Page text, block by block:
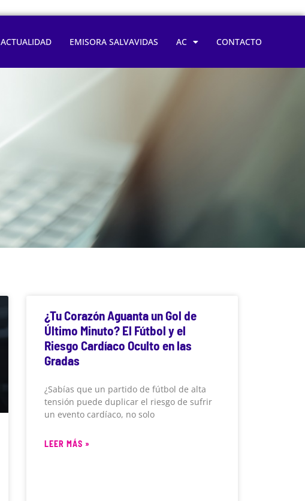
ACTUALIDAD EMISORA SALVAVIDAS AC CONTACTO
¿Tu Corazón Aguanta un Gol de
Último Minuto? El Fútbol y el
Riesgo Cardíaco Oculto en las
Gradas
¿Sabías que un partido de fútbol de alta
tensión puede duplicar el riesgo de sufrir
un evento cardíaco, no solo
LEER MÁS »